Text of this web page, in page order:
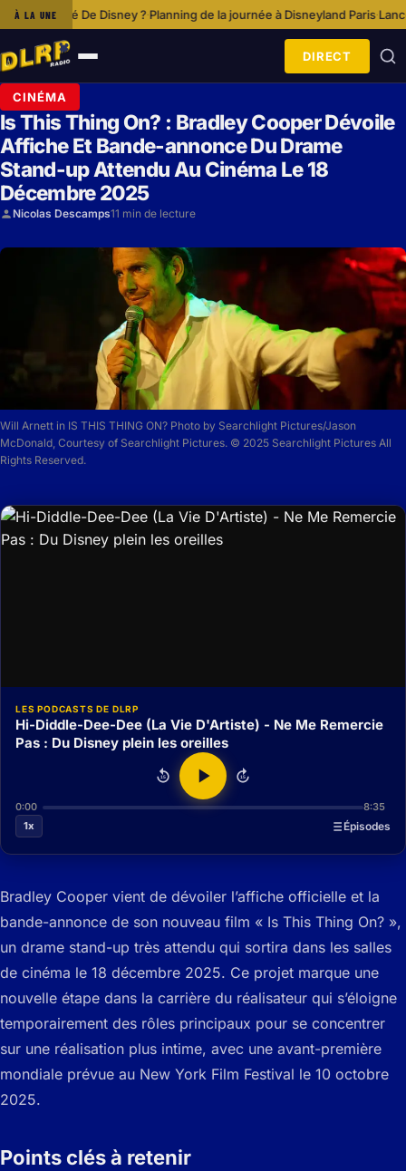
À LA UNE
Disney ?· Planning de la journée à Disneyland Paris·Lancement De
Ouvrir
le
menu
DIRECT
CINÉMA
Is This Thing On? : Bradley Cooper Dévoile
Affiche Et Bande-annonce Du Drame
Stand-up Attendu Au Cinéma Le 18
Décembre 2025
Nicolas Descamps11 min de lecture
Will Arnett in IS THIS THING ON? Photo by Searchlight Pictures/Jason
McDonald, Courtesy of Searchlight Pictures. © 2025 Searchlight Pictures All
Rights Reserved.
LES PODCASTS DE DLRP
Hi-Diddle-Dee-Dee (La Vie D'Artiste) - Ne Me Remercie
Pas : Du Disney plein les oreilles
15 15
0:00
8:35
1x
Épisodes
Bradley Cooper vient de dévoiler l’affiche officielle et la
bande-annonce de son nouveau film « Is This Thing On? »,
un drame stand-up très attendu qui sortira dans les salles
de cinéma le 18 décembre 2025. Ce projet marque une
nouvelle étape dans la carrière du réalisateur qui s’éloigne
temporairement des rôles principaux pour se concentrer
sur une réalisation plus intime, avec une avant-première
mondiale prévue au New York Film Festival le 10 octobre
2025.
Points clés à retenir